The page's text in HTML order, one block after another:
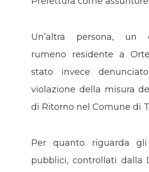
Un’altra persona, un
rumeno residente a
stato invece
violazione della misura
di Ritorno nel Comune di
Per quanto riguarda gli
pubblici, controllati dalla